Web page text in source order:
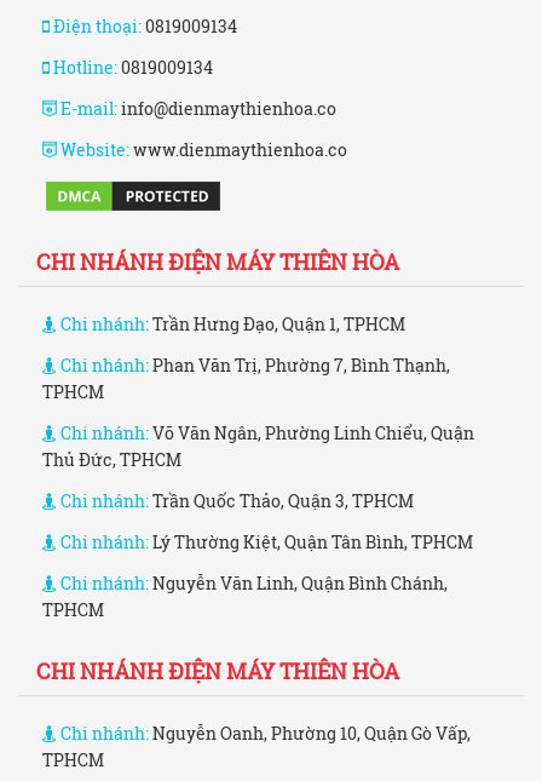
Điện thoại:0819009134
Hotline:0819009134
E-mail:info@dienmaythienhoa.co
Website:www.dienmaythienhoa.co
CHI NHÁNH ĐIỆN MÁY THIÊN HÒA
Chi nhánh:Trần Hưng Đạo, Quận 1, TPHCM
Chi nhánh:Phan Văn Trị, Phường 7, Bình Thạnh,
TPHCM
Chi nhánh:Võ Văn Ngân, Phường Linh Chiểu, Quận
Thủ Đức, TPHCM
Chi nhánh:Trần Quốc Thảo, Quận 3, TPHCM
Chi nhánh:Lý Thường Kiệt, Quận Tân Bình, TPHCM
Chi nhánh:Nguyễn Văn Linh, Quận Bình Chánh,
TPHCM
CHI NHÁNH ĐIỆN MÁY THIÊN HÒA
Chi nhánh:Nguyễn Oanh, Phường 10, Quận Gò Vấp,
TPHCM